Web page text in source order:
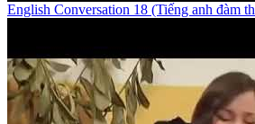
English Conversation 18 (Tiếng anh đàm